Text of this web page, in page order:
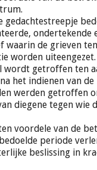
gedachtestreepje
waarin de grieven
worden uiteengezet.
wordt getroffen ten
het indienen van de
werden getroffen
diegene tegen wie
voordele van de
periode
beslissing in